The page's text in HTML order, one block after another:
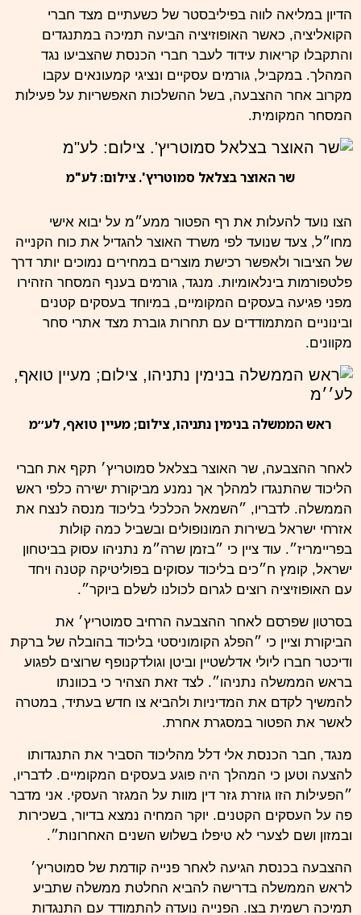
הדיון במליאה לווה בפיליבסטר של כשעתיים מצד חברי
הקואליציה, כאשר האופוזיציה הביעה תמיכה במתנגדים
והתקבלו קריאות עידוד לעבר חברי הכנסת שהצביעו נגד
המהלך. במקביל, גורמים עסקיים ונציגי קמעונאים עקבו
מקרוב אחר ההצבעה, בשל ההשלכות האפשריות על פעילות
המסחר המקומית.
שר האוצר בצלאל סמוטריץ'. צילום: לע"מ
הצו נועד להעלות את רף הפטור ממע״מ על יבואאישי
מחו״ל, צעד שנועד לפי משרד האוצר להגדיל את כוח הקנייה
של הציבור ולאפשר רכישת מוצרים במחירים נמוכים יותר דרך
פלטפורמות בינלאומיות. מנגד, גורמים בענף המסחר הזהירו
מפני פגיעה בעסקים המקומיים, במיוחד בעסקים קטנים
ובינוניים המתמודדים עם תחרות גוברת מצד אתרי סחר
מקוונים.
ראש הממשלה בנימין נתניהו, צילום; מעיין טואף, לע׳׳מ
לאחר ההצבעה, שר האוצר בצלאל סמוטריץ׳ תקף את חברי
הליכוד שהתנגדו למהלך אך נמנע מביקורת ישירה כלפי ראש
הממשלה. לדבריו, ״השמאל הכלכלי בליכוד מנסה לנצח את
אזרחי ישראל בשירות המונופולים ובשביל כמה קולות
בפריימריז״. עוד ציין כי ״בזמן שרה״מ נתניהו עסוק בביטחון
ישראל, קומץ ח״כים בליכוד עסוקים בפוליטיקה קטנה ויחד
עם האופוזיציה רוצים לגרום לכולנו לשלם ביוקר״.
בסרטון שפרסם לאחר ההצבעה הרחיב סמוטריץ׳ את
הביקורת וציין כי ״הפלג הקומוניסטי בליכוד בהובלה של ברקת
ודיכטר חברו ליולי אדלשטיין וביטן וגולדקנופף שרוצים לפגוע
בראש הממשלה נתניהו״. לצד זאת הצהיר כי בכוונתו
להמשיך לקדם את המדיניות ולהביא צו חדש בעתיד, במטרה
לאשר את הפטור במסגרת אחרת.
מנגד, חבר הכנסת אלי דלל מהליכוד הסביר את התנגדותו
להצעה וטען כי המהלך היה פוגע בעסקים המקומיים. לדבריו,
״הפעילות הזו גוזרת גזר דין מוות על המגזר העסקי. אני מדבר
פה על העסקים הקטנים. יוקר המחיה נמצא בדיור, בשכירות
ובמזון ושם לצערי לא טיפלו בשלוש השנים האחרונות״.
ההצבעה בכנסת הגיעה לאחר פנייה קודמת של סמוטריץ׳
לראש הממשלה בדרישה להביא החלטת ממשלה שתביע
תמיכה רשמית בצו. הפנייה נועדה להתמודד עם התנגדות